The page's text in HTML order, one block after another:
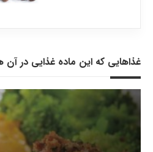
غذاهایی که این ماده غذایی در آن